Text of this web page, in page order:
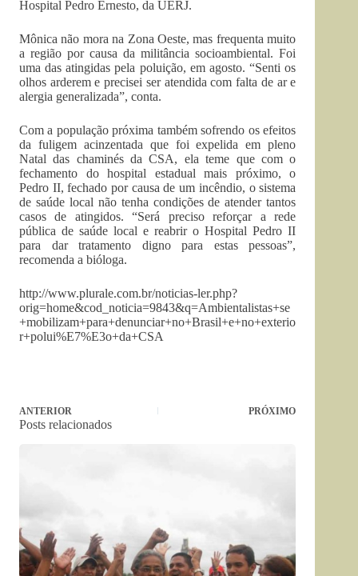
Hospital Pedro Ernesto, da UERJ.
Mônica não mora na Zona Oeste, mas frequenta muito
a região por causa da militância socioambiental. Foi
uma das atingidas pela poluição, em agosto. “Senti os
olhos arderem e precisei ser atendida com falta de ar e
alergia generalizada”, conta.
Com a população próxima também sofrendo os efeitos
da fuligem acinzentada que foi expelida em pleno
Natal das chaminés da CSA, ela teme que com o
fechamento do hospital estadual mais próximo, o
Pedro II, fechado por causa de um incêndio, o sistema
de saúde local não tenha condições de atender tantos
casos de atingidos. “Será preciso reforçar a rede
pública de saúde local e reabrir o Hospital Pedro II
para dar tratamento digno para estas pessoas”,
recomenda a bióloga.
http://www.plurale.com.br/noticias-ler.php?
orig=home&cod_noticia=9843&q=Ambientalistas+se
+mobilizam+para+denunciar+no+Brasil+e+no+exterio
r+polui%E7%E3o+da+CSA
ANTERIOR PRÓXIMO
Posts relacionados